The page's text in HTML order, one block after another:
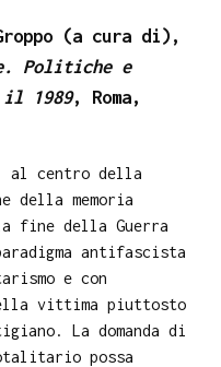
(a cura di),
Politiche e
1989, Roma,
al centro della
memoria
fine della Guerra
antifascista
e con
vittima piuttosto
La domanda di
possa